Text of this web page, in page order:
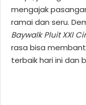
mengajak
ramai dan seru.
Baywalk Pluit XXI
rasa bisa
terbaik hari ini dan